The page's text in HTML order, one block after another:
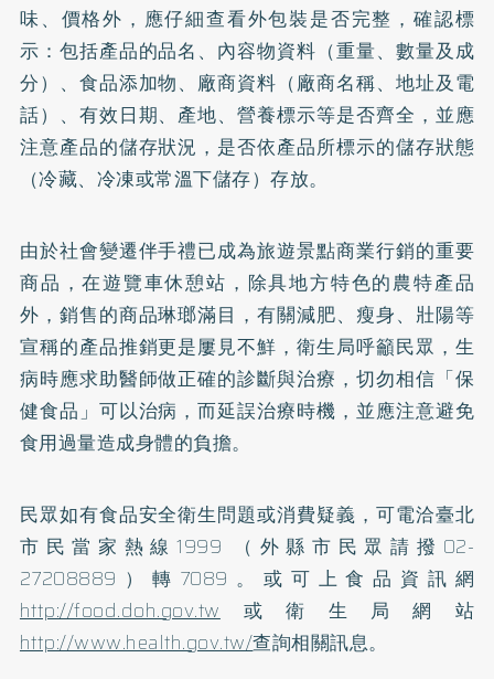
味、價格外，應仔細查看外包裝是否完整，確認標
示：包括產品的品名、內容物資料（重量、數量及成
分）、食品添加物、廠商資料（廠商名稱、地址及電
話）、有效日期、產地、營養標示等是否齊全，並應
注意產品的儲存狀況，是否依產品所標示的儲存狀態
（冷藏、冷凍或常溫下儲存）存放。
由於社會變遷伴手禮已成為旅遊景點商業行銷的重要
商品，在遊覽車休憩站，除具地方特色的農特產品
外，銷售的商品琳瑯滿目，有關減肥、瘦身、壯陽等
宣稱的產品推銷更是屢見不鮮，衛生局呼籲民眾，生
病時應求助醫師做正確的診斷與治療，切勿相信「保
健食品」可以治病，而延誤治療時機，並應注意避免
食用過量造成身體的負擔。
民眾如有食品安全衛生問題或消費疑義，可電洽臺北
市民當家熱線1999 （外縣市民眾請撥02-
27208889）轉7089。或可上食品資訊網
http://food.doh.gov.tw 或衛生局網站
http://www.health.gov.tw/查詢相關訊息。